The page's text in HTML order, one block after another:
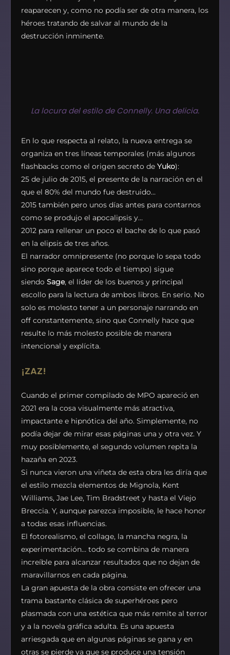
reaparecen y, como no podía ser de otra manera, los
héroes tratando de salvar al mundo de la
destrucción inminente.
La locura del estilo de Connelly. Una delicia.
En lo que respecta al relato, la nueva entrega se
organiza en tres líneas temporales (más algunos
flashbacks como el origen secreto de Yuko):
25 de julio de 2015, el presente de la narración en el
que el 80% del mundo fue destruido…
2015 también pero unos días antes para contarnos
como se produjo el apocalipsis y…
2012 para rellenar un poco el bache de lo que pasó
en la elipsis de tres años.
El narrador omnipresente (no porque lo sepa todo
sino porque aparece todo el tiempo) sigue
siendo Sage, el líder de los buenos y principal
escollo para la lectura de ambos libros. En serio. No
solo es molesto tener a un personaje narrando en
off constantemente, sino que Connelly hace que
resulte lo más molesto posible de manera
intencional y explícita.
¡ZAZ!
Cuando el primer compilado de MPO apareció en
2021 era la cosa visualmente más atractiva,
impactante e hipnótica del año. Simplemente, no
podía dejar de mirar esas páginas una y otra vez. Y
muy posiblemente, el segundo volumen repita la
hazaña en 2023.
Si nunca vieron una viñeta de esta obra les diría que
el estilo mezcla elementos de Mignola, Kent
Williams, Jae Lee, Tim Bradstreet y hasta el Viejo
Breccia. Y, aunque parezca imposible, le hace honor
a todas esas influencias.
El fotorealismo, el collage, la mancha negra, la
experimentación… todo se combina de manera
increíble para alcanzar resultados que no dejan de
maravillarnos en cada página.
La gran apuesta de la obra consiste en ofrecer una
trama bastante clásica de superhéroes pero
plasmada con una estética que más remite al terror
y a la novela gráfica adulta. Es una apuesta
arriesgada que en algunas páginas se gana y en
otras se pierde ya que se produce una tensión